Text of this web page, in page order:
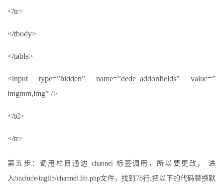
</tr>
</tbody>
</table>
<input type=”hidden” name=”dede_addonfields” value=”
imgmm,img” />
</td>
</tr>
第五步：调用栏目通边 channel 标签调用，所以要更改， 进
入/include/taglib/channel.lib.php文件，找到78行,把以下的代码替换默